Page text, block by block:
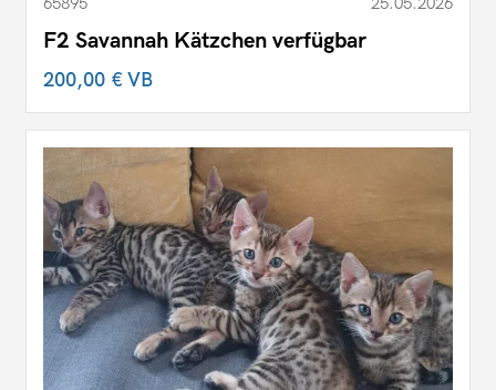
F2 Savannah Kätzchen verfügbar
200,00 €VB